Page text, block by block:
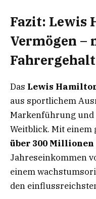
Fazit: Lewis
Vermögen –
Fahrergehalt
Das Lewis
aus sportlichem
Markenführung
Weitblick. Mit einem
über 300 Millionen
Jahreseinkommen
einem
den